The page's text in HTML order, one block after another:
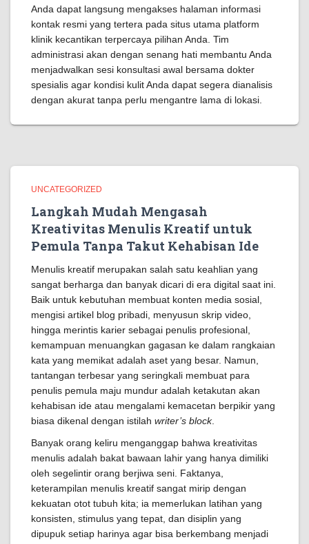
Anda dapat langsung mengakses halaman informasi
kontak resmi yang tertera pada situs utama platform
klinik kecantikan terpercaya pilihan Anda. Tim
administrasi akan dengan senang hati membantu Anda
menjadwalkan sesi konsultasi awal bersama dokter
spesialis agar kondisi kulit Anda dapat segera dianalisis
dengan akurat tanpa perlu mengantre lama di lokasi.
UNCATEGORIZED
Langkah Mudah Mengasah
Kreativitas Menulis Kreatif untuk
Pemula Tanpa Takut Kehabisan Ide
Menulis kreatif merupakan salah satu keahlian yang
sangat berharga dan banyak dicari di era digital saat ini.
Baik untuk kebutuhan membuat konten media sosial,
mengisi artikel blog pribadi, menyusun skrip video,
hingga merintis karier sebagai penulis profesional,
kemampuan menuangkan gagasan ke dalam rangkaian
kata yang memikat adalah aset yang besar. Namun,
tantangan terbesar yang seringkali membuat para
penulis pemula maju mundur adalah ketakutan akan
kehabisan ide atau mengalami kemacetan berpikir yang
biasa dikenal dengan istilah writer’s block.
Banyak orang keliru menganggap bahwa kreativitas
menulis adalah bakat bawaan lahir yang hanya dimiliki
oleh segelintir orang berjiwa seni. Faktanya,
keterampilan menulis kreatif sangat mirip dengan
kekuatan otot tubuh kita; ia memerlukan latihan yang
konsisten, stimulus yang tepat, dan disiplin yang
dipupuk setiap harinya agar bisa berkembang menjadi